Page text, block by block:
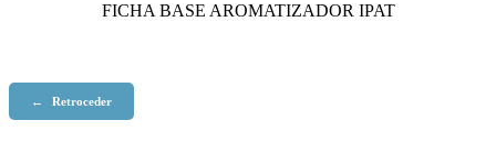
FICHA BASE AROMATIZADOR IPAT
← Retroceder